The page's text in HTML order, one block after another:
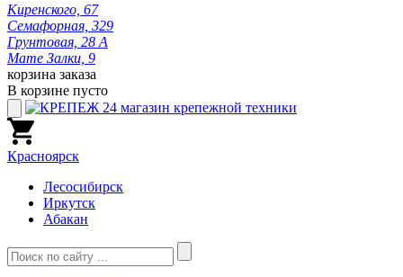
Киренского, 67
Семафорная, 329
Грунтовая, 28 А
Мате Залки, 9
корзина заказа
В корзине пусто
Красноярск
Лесосибирск
Иркутск
Абакан